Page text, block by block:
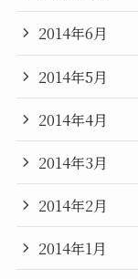
2014年6月
2014年5月
2014年4月
2014年3月
2014年2月
2014年1月